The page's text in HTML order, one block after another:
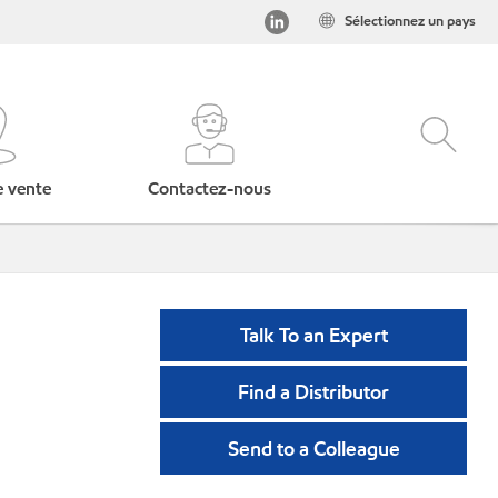
Sélectionnez un pays
vente Contactez-nous
Talk To an Expert
Find a Distributor
Send to a Colleague